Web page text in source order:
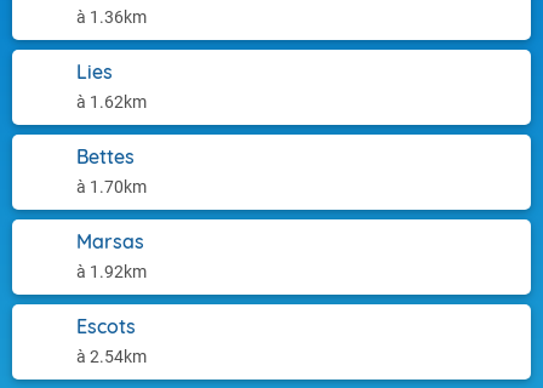
à 1.36km
Lies
à 1.62km
Bettes
à 1.70km
Marsas
à 1.92km
Escots
à 2.54km